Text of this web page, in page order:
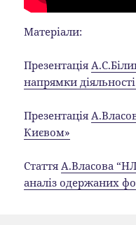
Матеріали:
Презентація
напрямки
Презентація
Києвом»
Стаття А.Власова
аналіз одержаних